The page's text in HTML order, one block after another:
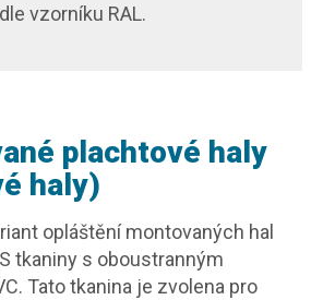
vzorníku RAL.
plachtové haly
haly)
opláštění montovaných hal
tkaniny s oboustranným
Tato tkanina je zvolena pro